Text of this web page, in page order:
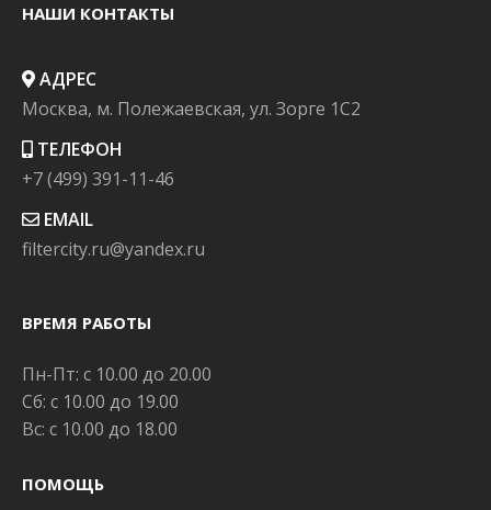
НАШИ КОНТАКТЫ
АДРЕС
Москва, м. Полежаевская, ул. Зорге 1C2
ТЕЛЕФОН
+7 (499) 391-11-46
EMAIL
filtercity.ru@yandex.ru
ВРЕМЯ РАБОТЫ
Пн-Пт: с 10.00 до 20.00
Сб: с 10.00 до 19.00
Вс: с 10.00 до 18.00
ПОМОЩЬ